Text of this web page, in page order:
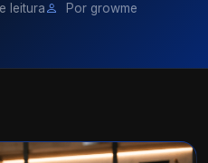
leitura Por growme